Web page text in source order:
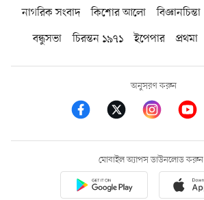
নাগরিক সংবাদ কিশোর আলো বিজ্ঞানচিন্তা
বন্ধুসভা
চিরন্তন ১৯৭১ ইপেপার প্রথমা
অনুসরণ করুন
মোবাইল অ্যাপস ডাউনলোড করুন